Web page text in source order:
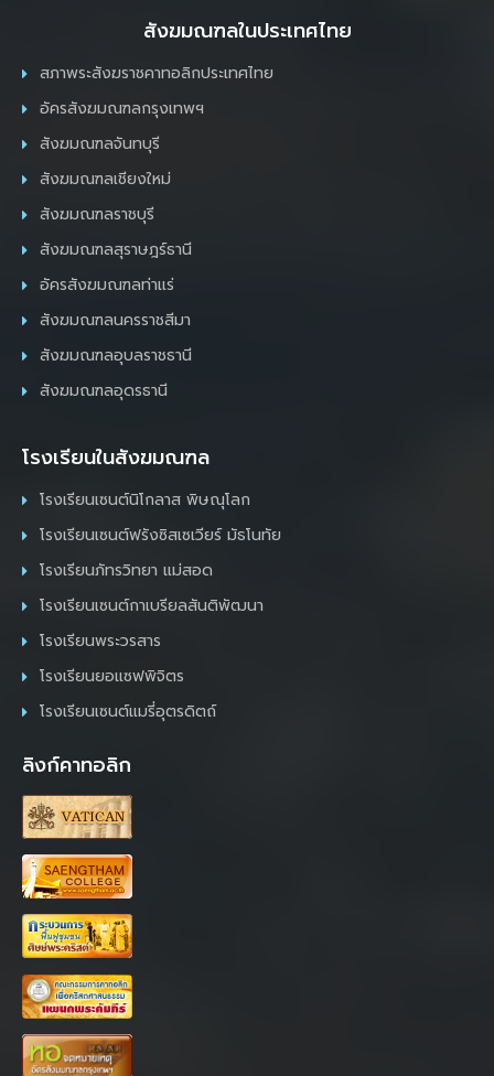
สังฆมณฑลในประเทศไทย
สภาพระสังฆราชคาทอลิกประเทศไทย
อัครสังฆมณฑลกรุงเทพฯ
สังฆมณฑลจันทบุรี
สังฆมณฑลเชียงใหม่
สังฆมณฑลราชบุรี
สังฆมณฑลสุราษฎร์ธานี
อัครสังฆมณฑลท่าแร่
สังฆมณฑลนครราชสีมา
สังฆมณฑลอุบลราชธานี
สังฆมณฑลอุดรธานี
โรงเรียนในสังฆมณฑล
โรงเรียนเซนต์นิโกลาส พิษณุโลก
โรงเรียนเซนต์ฟรังซิสเซเวียร์ มัธโนทัย
โรงเรียนภัทรวิทยา แม่สอด
โรงเรียนเซนต์กาเบรียลสันติพัฒนา
โรงเรียนพระวรสาร
โรงเรียนยอแซฟพิจิตร
โรงเรียนเซนต์แมรี่อุตรดิตถ์
ลิงก์คาทอลิก